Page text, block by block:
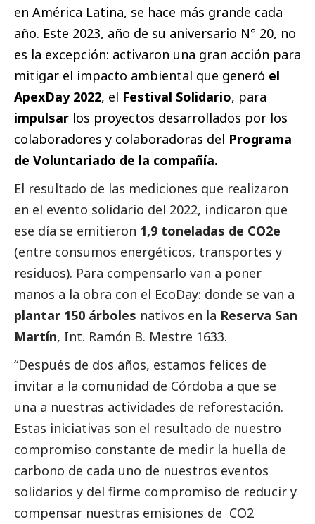
en América Latina, se hace más grande cada
año. Este 2023, año de su aniversario N° 20, no
es la excepción: activaron una gran acción para
mitigar el impacto ambiental que generó el
ApexDay 2022, el Festival Solidario, para
impulsar los proyectos desarrollados por los
colaboradores y colaboradoras del Programa
de Voluntariado de la compañía.
El resultado de las mediciones que realizaron
en el evento solidario del 2022, indicaron que
ese día se emitieron 1,9 toneladas de CO2e
(entre consumos energéticos, transportes y
residuos). Para compensarlo van a poner
manos a la obra con el EcoDay: donde se van a
plantar 150 árboles nativos en la Reserva San
Martín, Int. Ramón B. Mestre 1633.
“Después de dos años, estamos felices de
invitar a la comunidad de Córdoba a que se
una a nuestras actividades de reforestación.
Estas iniciativas son el resultado de nuestro
compromiso constante de medir la huella de
carbono de cada uno de nuestros eventos
solidarios y del firme compromiso de reducir y
compensar nuestras emisiones de CO2